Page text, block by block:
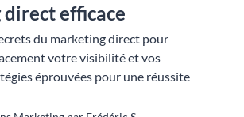
efficace
du marketing direct pour
votre visibilité et vos
éprouvées pour une réussite